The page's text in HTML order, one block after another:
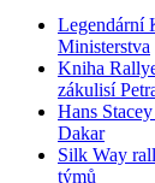
Legendární
Ministerstva
Kniha
zákulisí
Hans
Dakar
Silk Way
týmů